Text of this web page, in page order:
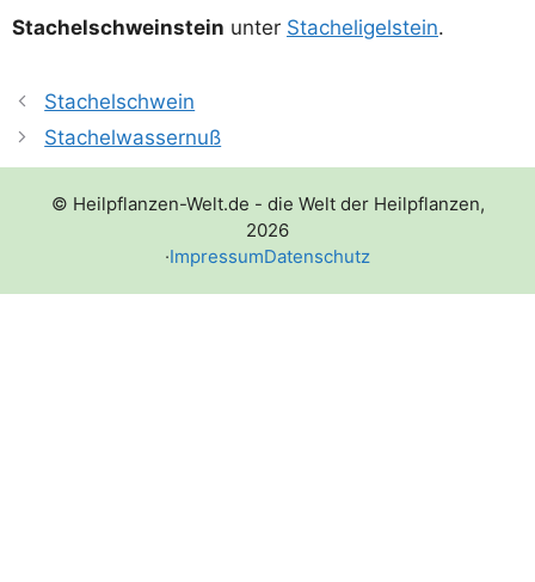
Sta­chel­schwein­stein unter Sta­chel­igel­stein.
Stachelschwein
Stachelwassernuß
© Heilpflanzen-Welt.de - die Welt der Heilpflanzen,
2026
·ImpressumDatenschutz